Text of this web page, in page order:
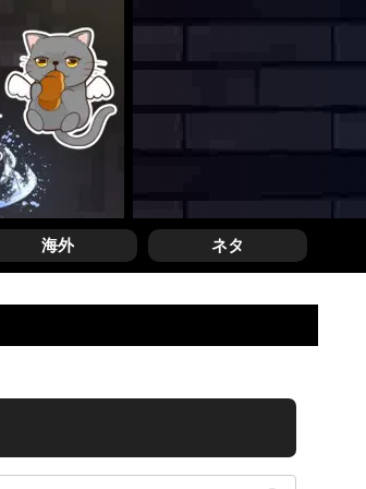
海外 ネタ